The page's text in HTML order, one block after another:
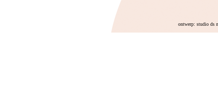
ontwerp: studio ds